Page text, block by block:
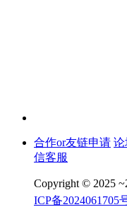
合作or友链申请 论
信客服
Copyright © 2025
ICP备2024061705